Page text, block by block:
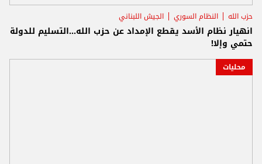
حزب الله النظام السوري الجيش اللبناني
انهيار نظام الأسد يقطع الإمداد عن حزب الله...التسليم للدولة
حتمي وإلا!
محليات